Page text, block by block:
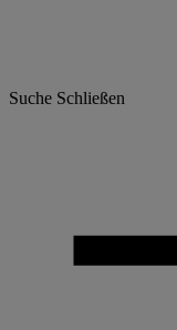
Suche Schließen